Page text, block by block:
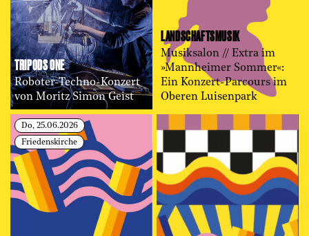
TRIPODS ONE
Roboter-Techno-Konzert
von Moritz Simon Geist
LANDSCHAFTS­MUSIK
Musiksalon // Extra im
»Mannheimer Sommer«:
Ein Konzert-Parcours im
Oberen Luisenpark
Do, 25.06.2026
Friedenskirche